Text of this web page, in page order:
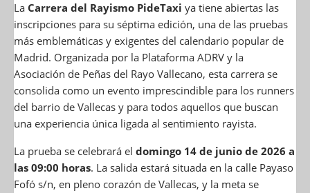
La Carrera del Rayismo PideTaxi ya tiene abiertas las
inscripciones para su séptima edición, una de las pruebas
más emblemáticas y exigentes del calendario popular de
Madrid. Organizada por la Plataforma ADRV y la
Asociación de Peñas del Rayo Vallecano, esta carrera se
consolida como un evento imprescindible para los runners
del barrio de Vallecas y para todos aquellos que buscan
una experiencia única ligada al sentimiento rayista.
La prueba se celebrará el domingo 14 de junio de 2026 a
las 09:00 horas. La salida estará situada en la calle Payaso
Fofó s/n, en pleno corazón de Vallecas, y la meta se